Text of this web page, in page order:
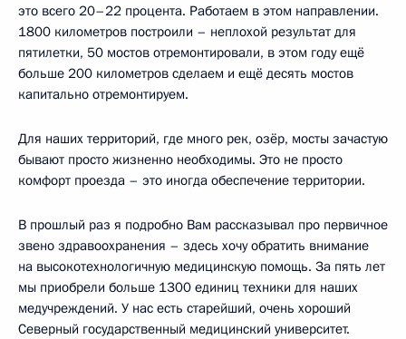
это всего 20–22 процента. Работаем в этом направлении.
1800 километров построили – неплохой результат для
пятилетки, 50 мостов отремонтировали, в этом году ещё
больше 200 километров сделаем и ещё десять мостов
капитально отремонтируем.
Для наших территорий, где много рек, озёр, мосты зачастую
бывают просто жизненно необходимы. Это не просто
комфорт проезда – это иногда обеспечение территории.
В прошлый раз я подробно Вам рассказывал про первичное
звено здравоохранения – здесь хочу обратить внимание
на высокотехнологичную медицинскую помощь. За пять лет
мы приобрели больше 1300 единиц техники для наших
медучреждений. У нас есть старейший, очень хороший
Северный государственный медицинский университет.